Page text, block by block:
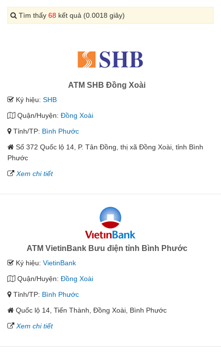
Tìm thấy 68 kết quả (0.0018 giây)
ATM SHB Đồng Xoài
Ký hiệu: SHB
Quận/Huyện: Đồng Xoài
Tỉnh/TP: Bình Phước
Số 372 Quốc lộ 14, P. Tân Đồng, thị xã Đồng Xoài, tỉnh Bình
Phước
Xem chi tiết
ATM VietinBank Bưu điện tỉnh Bình Phước
Ký hiệu: VietinBank
Quận/Huyện: Đồng Xoài
Tỉnh/TP: Bình Phước
Quốc lộ 14, Tiến Thành, Đồng Xoài, Bình Phước
Xem chi tiết